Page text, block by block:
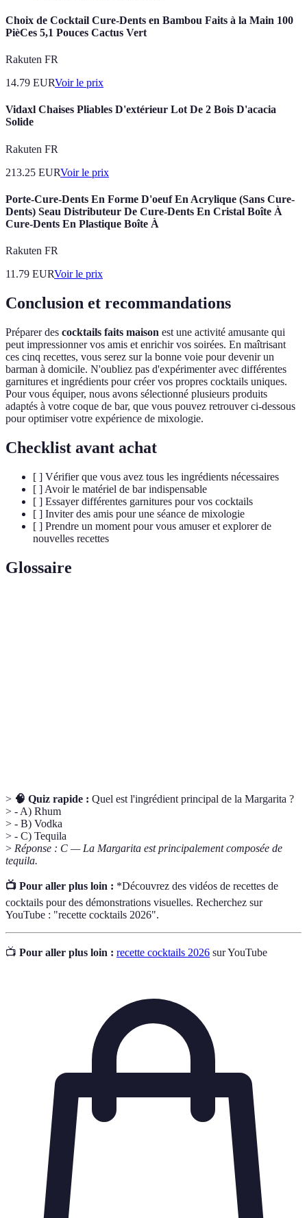
Choix de Cocktail Cure-Dents en Bambou Faits à la Main 100
PièCes 5,1 Pouces Cactus Vert
Rakuten FR
14.79 EURVoir le prix
Vidaxl Chaises Pliables D'extérieur Lot De 2 Bois D'acacia
Solide
Rakuten FR
213.25 EURVoir le prix
Porte-Cure-Dents En Forme D'oeuf En Acrylique (Sans Cure-
Dents) Seau Distributeur De Cure-Dents En Cristal Boîte À
Cure-Dents En Plastique Boîte À
Rakuten FR
11.79 EURVoir le prix
Conclusion et recommandations
Préparer des cocktails faits maison est une activité amusante qui
peut impressionner vos amis et enrichir vos soirées. En maîtrisant
ces cinq recettes, vous serez sur la bonne voie pour devenir un
barman à domicile. N'oubliez pas d'expérimenter avec différentes
garnitures et ingrédients pour créer vos propres cocktails uniques.
Pour vous équiper, nous avons sélectionné plusieurs produits
adaptés à votre coque de bar, que vous pouvez retrouver ci-dessous
pour optimiser votre expérience de mixologie.
Checklist avant achat
[ ] Vérifier que vous avez tous les ingrédients nécessaires
[ ] Avoir le matériel de bar indispensable
[ ] Essayer différentes garnitures pour vos cocktails
[ ] Inviter des amis pour une séance de mixologie
[ ] Prendre un moment pour vous amuser et explorer de
nouvelles recettes
Glossaire
> 🧠 Quiz rapide : Quel est l'ingrédient principal de la Margarita ?
> - A) Rhum
> - B) Vodka
> - C) Tequila
> Réponse : C — La Margarita est principalement composée de
tequila.
📺 Pour aller plus loin : *Découvrez des vidéos de recettes de
cocktails pour des démonstrations visuelles. Recherchez sur
YouTube : "recette cocktails 2026".
📺 Pour aller plus loin : recette cocktails 2026 sur YouTube